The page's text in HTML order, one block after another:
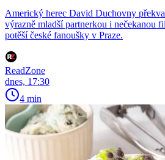
Americký herec David Duchovny
výrazně mladší partnerkou i nečekanou
potěší české fanoušky v Praze.
ReadZone
dnes, 17:30
4 min